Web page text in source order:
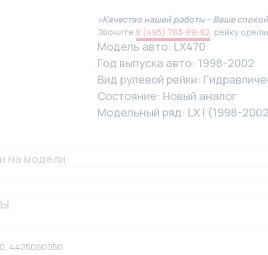
«Качество нашей работы – Ваше
Звоните 8 (495) 783-89-82, рейку
Модель авто: LX470
Год выпуска авто: 1998-2002
Вид рулевой рейки:
Состояние: Новый аналог
Модельный ряд: LX I (1998-
на модели
4425060050